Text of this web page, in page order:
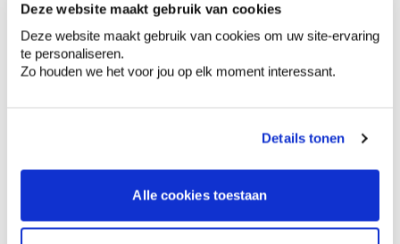
Deze website maakt gebruik van cookies
Deze website maakt gebruik van cookies om uw site-ervaring
te personaliseren.
Zo houden we het voor jou op elk moment interessant.
Details tonen
Alle cookies toestaan
Etiketinformatie
Ontvlambare vloeistof en damp. Buiten het